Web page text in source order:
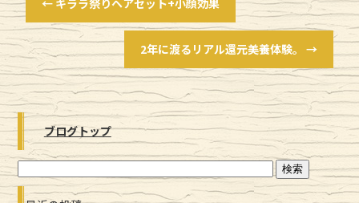
2年に渡るリアル還元美養体験。 →
ブログトップ